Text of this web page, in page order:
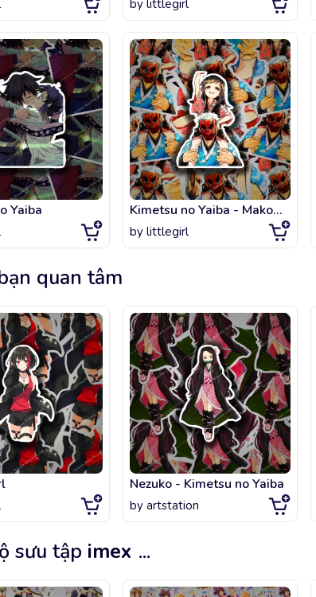
Yaiba
by littlegirl
Kimetsu no Yaiba - Makomo y Urokodaki
by littlegirl
quan tâm
Nezuko - Kimetsu no Yaiba
by artstation
sưu tập imex ...